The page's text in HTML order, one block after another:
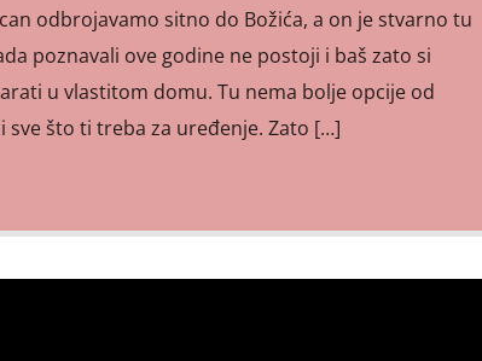
odbrojavamo sitno do Božića, a on je stvarno tu
poznavali ove godine ne postoji i baš zato si
u vlastitom domu. Tu nema bolje opcije od
sve što ti treba za uređenje. Zato […]